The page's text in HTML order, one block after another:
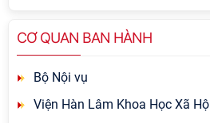
CƠ QUAN BAN HÀNH
Bộ Nội vụ
Viện Hàn Lâm Khoa Học Xã